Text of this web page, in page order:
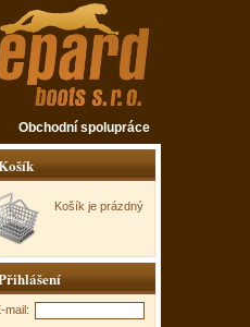
Obchodní spolupráce
Košík je prázdný
mail: